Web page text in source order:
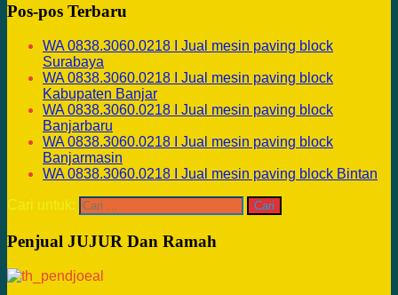
Pos-pos Terbaru
WA 0838.3060.0218 I Jual mesin paving block
Surabaya
WA 0838.3060.0218 I Jual mesin paving block
Kabupaten Banjar
WA 0838.3060.0218 I Jual mesin paving block
Banjarbaru
WA 0838.3060.0218 I Jual mesin paving block
Banjarmasin
WA 0838.3060.0218 I Jual mesin paving block Bintan
Cari untuk:
Penjual JUJUR Dan Ramah